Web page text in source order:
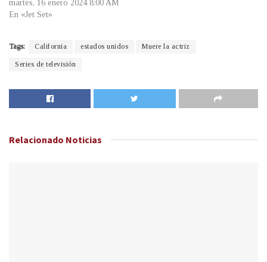
martes, 16 enero 2024 8:00 AM
En «Jet Set»
Tags: California estados unidos Muere la actriz
Series de televisión
Relacionado Noticias